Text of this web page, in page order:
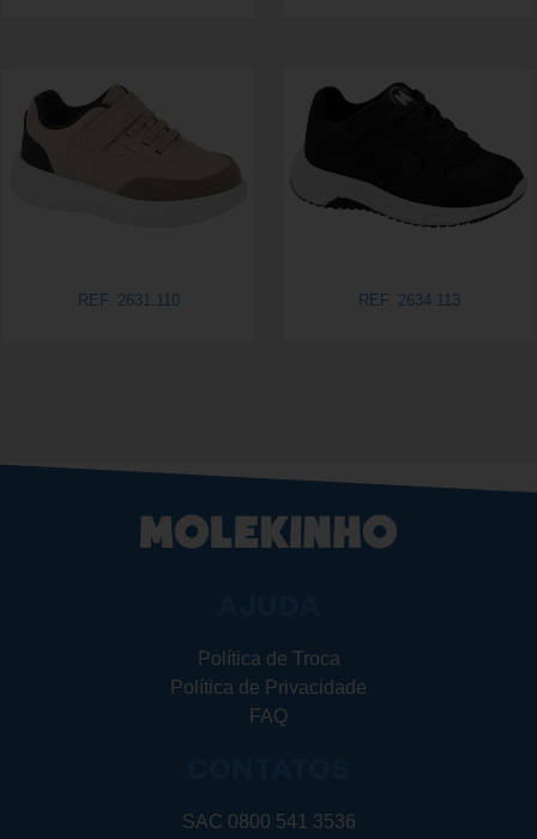
REF. 2631.110 REF. 2634.113
Política de Troca
Política de Privacidade
FAQ
SAC 0800 541 3536